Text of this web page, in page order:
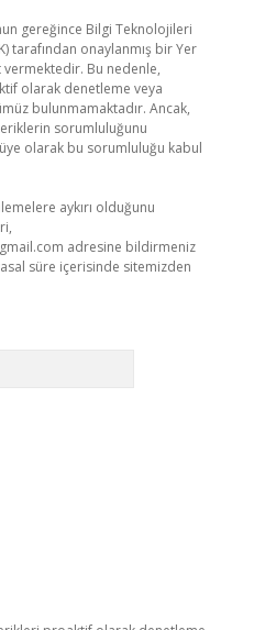
gereğince Bilgi Teknolojileri
tarafından onaylanmış bir Yer
vermektedir. Bu nedenle,
olarak denetleme veya
bulunmamaktadır. Ancak,
sorumluluğunu
olarak bu sorumluluğu kabul
aykırı olduğunu
adresine bildirmeniz
süre içerisinde sitemizden